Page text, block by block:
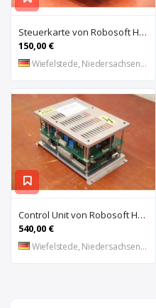
Steuerkarte von Robosoft HACO – HACC 013 PPES 30135
150,00 €
Wiefelstede, Niedersachsen, DE
Control Unit von Robosoft HACO – 411-1153 PPES 30135
540,00 €
Wiefelstede, Niedersachsen, DE